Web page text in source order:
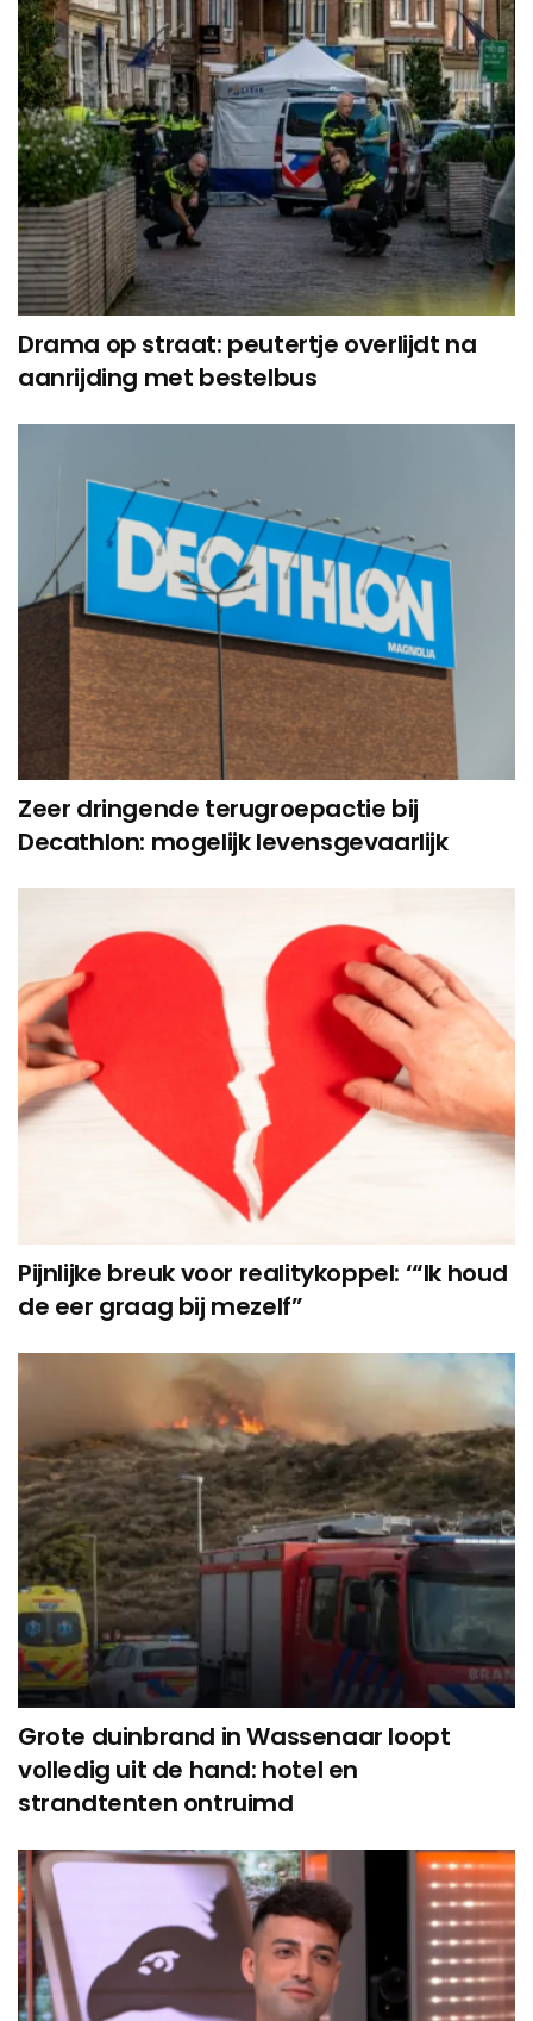
Drama op straat: peutertje overlijdt na
aanrijding met bestelbus
Zeer dringende terugroepactie bij
Decathlon: mogelijk levensgevaarlijk
Pijnlijke breuk voor realitykoppel: ‘“Ik houd
de eer graag bij mezelf”
Grote duinbrand in Wassenaar loopt
volledig uit de hand: hotel en
strandtenten ontruimd